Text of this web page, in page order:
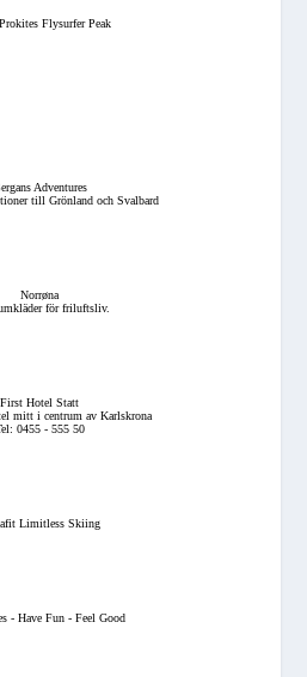
Flysurfer Peak
Adventures
till Grönland och Svalbard
Norrøna
för friluftsliv.
First Hotel Statt
mitt i centrum av Karlskrona
0455 - 555 50
Limitless Skiing
- Have Fun - Feel Good